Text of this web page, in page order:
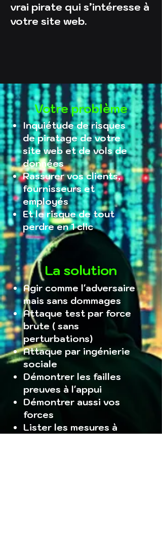
vrai pirate qui s’intéresse à
votre site web.
Votre problème
Inquiétude de risques
de piratage de votre
site web etde vols de
données
Rassurer vos clients,
fournisseurs et
employés
Et le risque de tout
perdre en 1 clic
La solution
Agir comme l'adversaire
mais sans dommages
Attaque test par force
brute ( sans
perturbations)
Attaque par ingénierie
sociale
Démontrer les failles
preuves à l'appui
Démontrer aussi vos
forces
Lister les mesures à